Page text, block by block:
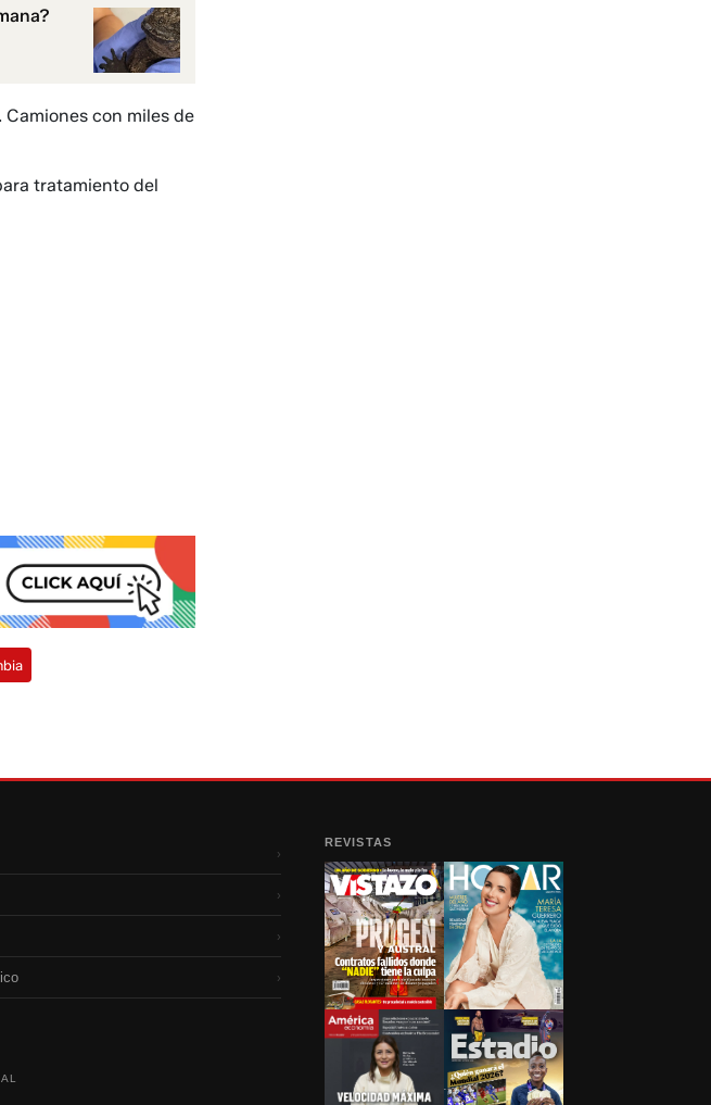
. Camiones con miles de
tratamiento del
›
›
›
›
REVISTAS